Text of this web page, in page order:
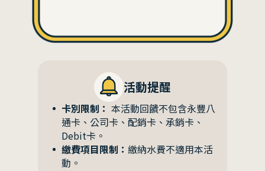
活動提醒
卡別限制： 本活動回饋不包含永豐八
通卡、公司卡、配銷卡、承銷卡、
Debit卡。
繳費項目限制： 繳納水費不適用本活
動。